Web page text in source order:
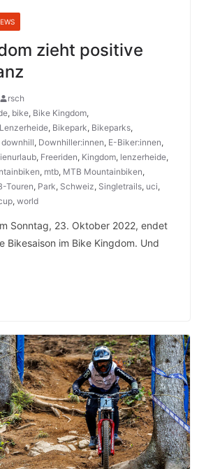
zieht positive
rsch
, bike, Bike Kingdom,
, Bikepark, Bikeparks,
downhill, Downhiller:innen, E-Biker:innen,
, Freeriden, Kingdom, lenzerheide,
, mtb, MTB Mountainbiken,
Touren, Park, Schweiz, Singletrails, uci,
, world
Sonntag, 23. Oktober 2022, endet
Bikesaison im Bike Kingdom. Und